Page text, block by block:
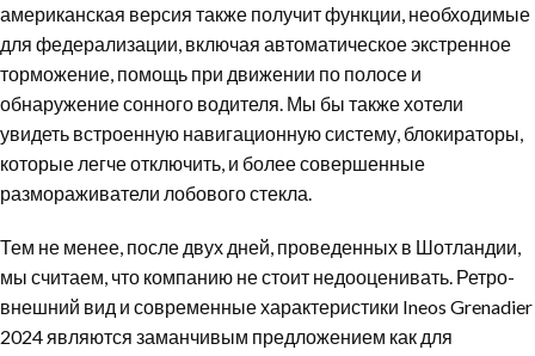
американская версия также получит функции, необходимые
для федерализации, включая автоматическое экстренное
торможение, помощь при движении по полосе и
обнаружение сонного водителя. Мы бы также хотели
увидеть встроенную навигационную систему, блокираторы,
которые легче отключить, и более совершенные
размораживатели лобового стекла.
Тем не менее, после двух дней, проведенных в Шотландии,
мы считаем, что компанию не стоит недооценивать. Ретро-
внешний вид и современные характеристики Ineos Grenadier
2024 являются заманчивым предложением как для